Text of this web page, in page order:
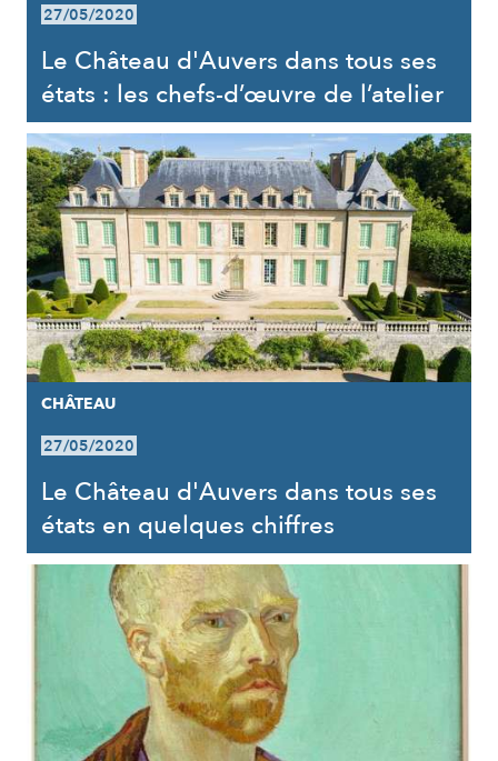
27/05/2020
Le Château d'Auvers dans tous ses
états : les chefs-d’œuvre de l’atelier
CHÂTEAU
27/05/2020
Le Château d'Auvers dans tous ses
états en quelques chiffres